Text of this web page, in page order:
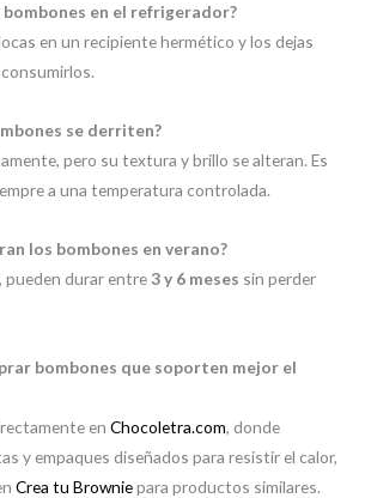
en el refrigerador?
en un recipiente hermético y los dejas
se derriten?
pero su textura y brillo se alteran. Es
a una temperatura controlada.
los bombones en verano?
pueden durar entre 3 y 6 meses sin perder
bombones que soporten mejor el
en Chocoletra.com, donde
y empaques diseñados para resistir el calor,
Crea tu Browniepara productos similares.